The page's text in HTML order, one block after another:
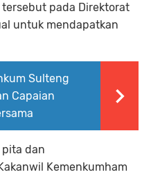
pada Direktorat
untuk mendapatkan
Sulteng
Capaian
dan
Kemenkumham